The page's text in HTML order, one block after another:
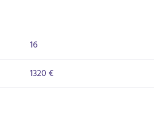
16
1320 €